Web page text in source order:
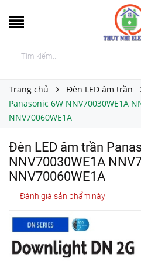
Trang chủ Đèn LED âm trần
Panasonic 6W NNV70030WE1A
NNV70060WE1A
Đèn LED âm trần
NNV70030WE1A
NNV70060WE1A
Đánh giá sản phẩm này